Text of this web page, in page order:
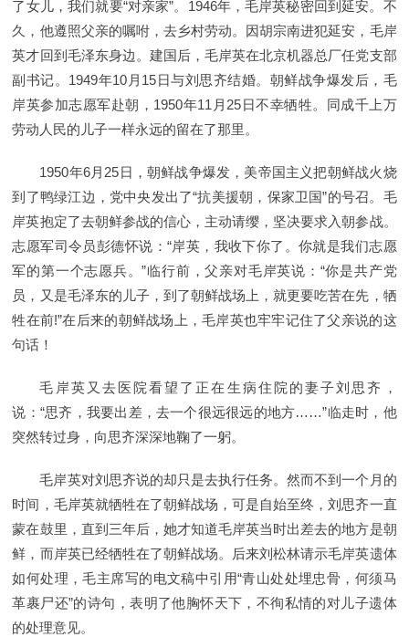
了女儿，我们就要“对亲家”。1946年，毛岸英秘密回到延安。不
久，他遵照父亲的嘱咐，去乡村劳动。因胡宗南进犯延安，毛岸
英才回到毛泽东身边。建国后，毛岸英在北京机器总厂任党支部
副书记。1949年10月15日与刘思齐结婚。朝鲜战争爆发后，毛
岸英参加志愿军赴朝，1950年11月25日不幸牺牲。同成千上万
劳动人民的儿子一样永远的留在了那里。
1950年6月25日，朝鲜战争爆发，美帝国主义把朝鲜战火烧
到了鸭绿江边，党中央发出了“抗美援朝，保家卫国”的号召。毛
岸英抱定了去朝鲜参战的信心，主动请缨，坚决要求入朝参战。
志愿军司令员彭德怀说：“岸英，我收下你了。你就是我们志愿
军的第一个志愿兵。”临行前，父亲对毛岸英说：“你是共产党
员，又是毛泽东的儿子，到了朝鲜战场上，就更要吃苦在先，牺
牲在前!”在后来的朝鲜战场上，毛岸英也牢牢记住了父亲说的这
句话！
毛岸英又去医院看望了正在生病住院的妻子刘思齐，
说：“思齐，我要出差，去一个很远很远的地方……”临走时，他
突然转过身，向思齐深深地鞠了一躬。
毛岸英对刘思齐说的却只是去执行任务。然而不到一个月的
时间，毛岸英就牺牲在了朝鲜战场，可是自始至终，刘思齐一直
蒙在鼓里，直到三年后，她才知道毛岸英当时出差去的地方是朝
鲜，而岸英已经牺牲在了朝鲜战场。后来刘松林请示毛岸英遗体
如何处理，毛主席写的电文稿中引用“青山处处埋忠骨，何须马
革裹尸还”的诗句，表明了他胸怀天下，不徇私情的对儿子遗体
的处理意见。